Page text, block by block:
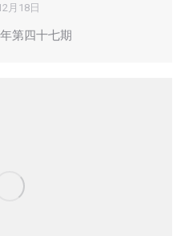
月18日
第四十七期